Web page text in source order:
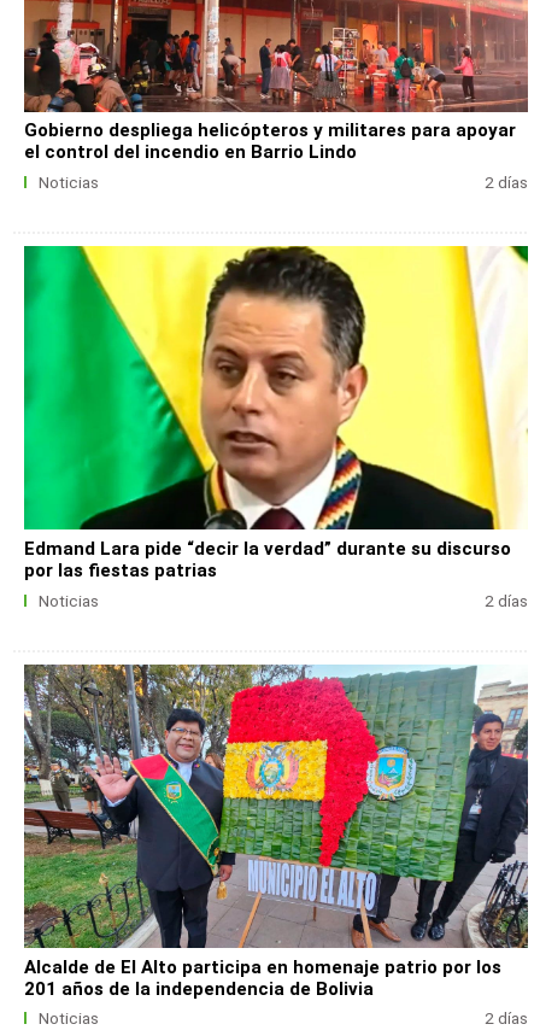
Gobierno despliega helicópteros y militares para apoyar
el control del incendio en Barrio Lindo
Noticias 2 días
Edmand Lara pide “decir la verdad” durante su discurso
por las fiestas patrias
Noticias 2 días
Alcalde de El Alto participa en homenaje patrio por los
201 años de la independencia de Bolivia
Noticias 2 días